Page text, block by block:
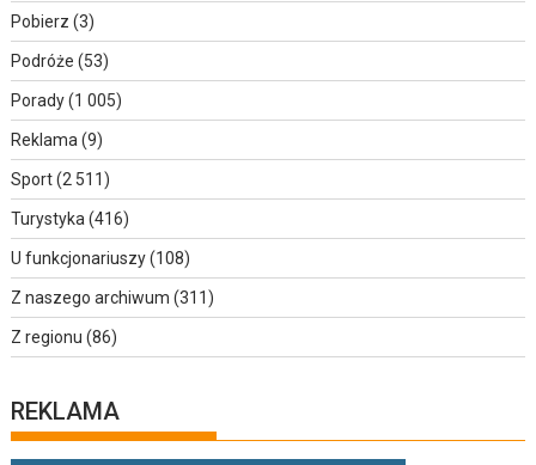
Pobierz (3)
Podróże (53)
Porady(1 005)
Reklama (9)
Sport(2 511)
Turystyka (416)
U funkcjonariuszy(108)
Z naszego archiwum (311)
Z regionu (86)
REKLAMA